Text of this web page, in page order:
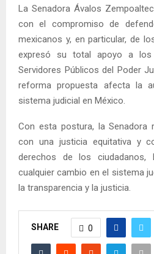
La Senadora Ávalos
con el compromiso de
mexicanos y, en particular, de
expresó su total apoyo a los
Servidores Públicos del Poder
reforma propuesta afecta la
sistema judicial en México.
Con esta postura, la Senadora
con una justicia equitativa y
derechos de los ciudadanos,
cualquier cambio en el sistema
la transparencia y la justicia.
SHARE 0